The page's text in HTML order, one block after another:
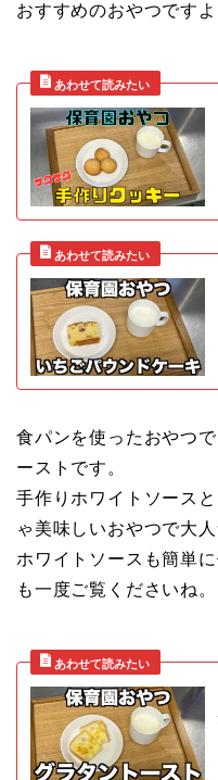
おすすめのおやつですよ
食パンを使ったおやつ
ーストです。
手作りホワイトソース
ゃ美味しいおやつで大人
ホワイトソースも簡単
も一度ご覧くださいね。